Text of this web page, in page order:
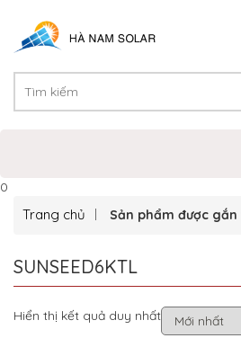
0
Trang chủ Sản phẩm được gắn
SUNSEED6KTL
Hiển thị kết quả duy nhất